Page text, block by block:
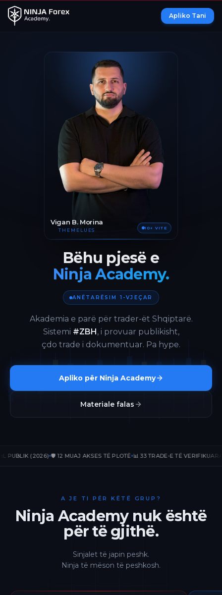
Apliko Tani
Vigan B. Morina
THEMELUES 10+ VITE
Bëhu pjesë e
Ninja Academy.
ANËTARËSIM 1-VJEÇAR
Akademia e parë për trader-ët Shqiptarë.
Sistemi #ZBH, i provuar publikisht,
çdo trade i dokumentuar. Pa hype.
Apliko për Ninja Academy
Materiale falas
(2026) 🛡️ 12 MUAJ AKSES TË PLOTË 📊 33 TRADE-E TË VERIFIKUARA 📈
A JE TI PËR KËTË GRUP?
Ninja Academy nuk është
për të gjithë.
Sinjalet të japin peshk.
Ninja të mëson të peshkosh.